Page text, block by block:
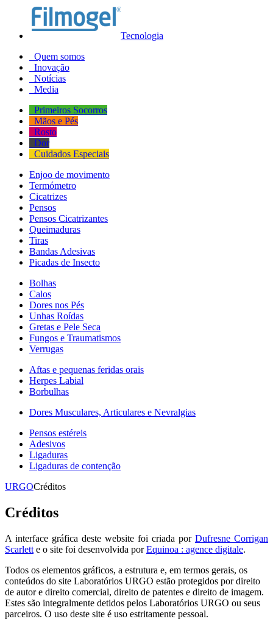
Tecnologia
Quem somos
Inovação
Notícias
Media
Primeiros Socorros
Mãos e Pés
Rosto
Dor
Cuidados Especiais
Enjoo de movimento
Termómetro
Cicatrizes
Pensos
Pensos Cicatrizantes
Queimaduras
Tiras
Bandas Adesivas
Picadas de Insecto
Bolhas
Calos
Dores nos Pés
Unhas Roídas
Gretas e Pele Seca
Fungos e Traumatismos
Verrugas
Aftas e pequenas feridas orais
Herpes Labial
Borbulhas
Dores Musculares, Articulares e Nevralgias
Pensos estéreis
Adesivos
Ligaduras
Ligaduras de contenção
URGOCréditos
Créditos
A interface gráfica deste website foi criada por Dufresne Corrigan
Scarlett e o site foi desenvolvida porEquinoa : agence digitale.
Todos os elementos gráficos, a estrutura e, em termos gerais, os
conteúdos do site Laboratórios URGO estão protegidos por direito
de autor e direito comercial, direito de patentes e direito de imagem.
Estes são integralmente detidos pelos Laboratórios URGO ou seus
parceiros. O uso deste site é uso estritamente pessoal.